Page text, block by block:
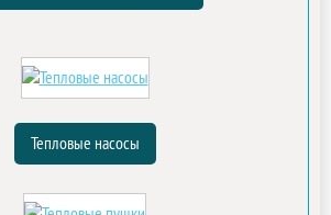
Тепловые насосы